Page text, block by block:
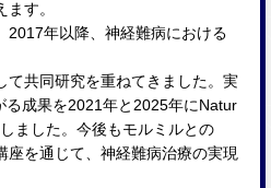
す。
年以降、神経難病における
共同研究を重ねてきました。実
る成果を2021年と2025年にNatur
ました。今後もモルミルとの
座を通じて、神経難病治療の実現